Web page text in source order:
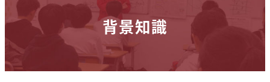
背景知識